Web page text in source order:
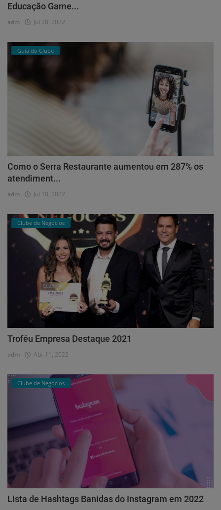
Educação Game...
adm Jul 28, 2022
Guia do Clube
Como o Serra Restaurante aumentou em 287% os
atendiment...
adm Jul 18, 2022
Clube de Negócios
Troféu Empresa Destaque 2021
adm Abr 11, 2022
Clube de Negócios
Lista de Hashtags Banidas do Instagram em 2022